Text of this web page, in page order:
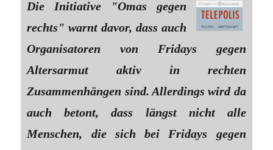
Die Initiative "Omas gegen
rechts" warnt davor, dass auch
Organisatoren von Fridays gegen
Altersarmut aktiv in rechten
Zusammenhängen sind. Allerdings wird da
auch betont, dass längst nicht alle
Menschen, die sich bei Fridays gegen